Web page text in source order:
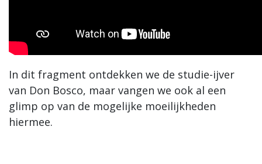
In dit fragment ontdekken we de studie-ijver
van Don Bosco, maar vangen we ook al een
glimp op van de mogelijke moeilijkheden
hiermee.